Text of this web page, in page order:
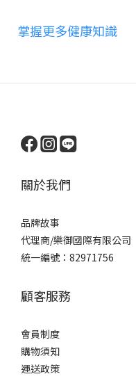
掌握更多健康知識
關於我們
品牌故事
代理商/樂御國際有限公司
統一編號：82971756
顧客服務
會員制度
購物須知
運送政策